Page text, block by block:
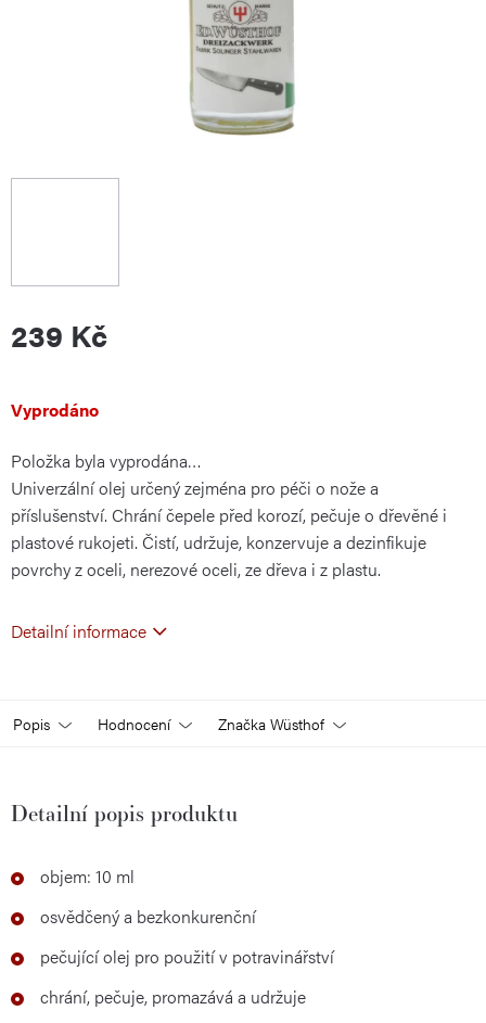
239 Kč
Měrná
cena:
Vyprodáno
Položka byla vyprodána…
Univerzální olej určený zejména pro péči o nože a
příslušenství. Chrání čepele před korozí, pečuje o dřevěné i
plastové rukojeti. Čistí, udržuje, konzervuje a dezinfikuje
povrchy z oceli, nerezové oceli, ze dřeva i z plastu.
Detailní informace
Popis Hodnocení Značka Wüsthof
Detailní popis produktu
objem: 10 ml
osvědčený a bezkonkurenční
pečující olej pro použití v potravinářství
chrání, pečuje, promazává a udržuje